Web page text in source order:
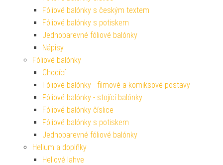
Fóliové balónky s českým textem
Fóliové balónky s potiskem
Jednobarevné fóliové balónky
Nápisy
Fóliové balónky
Chodící
Fóliové balónky - filmové a komiksové postavy
Fóliové balónky - stojící balónky
Fóliové balónky číslice
Fóliové balónky s potiskem
Jednobarevné fóliové balónky
Helium a doplňky
Heliové lahve